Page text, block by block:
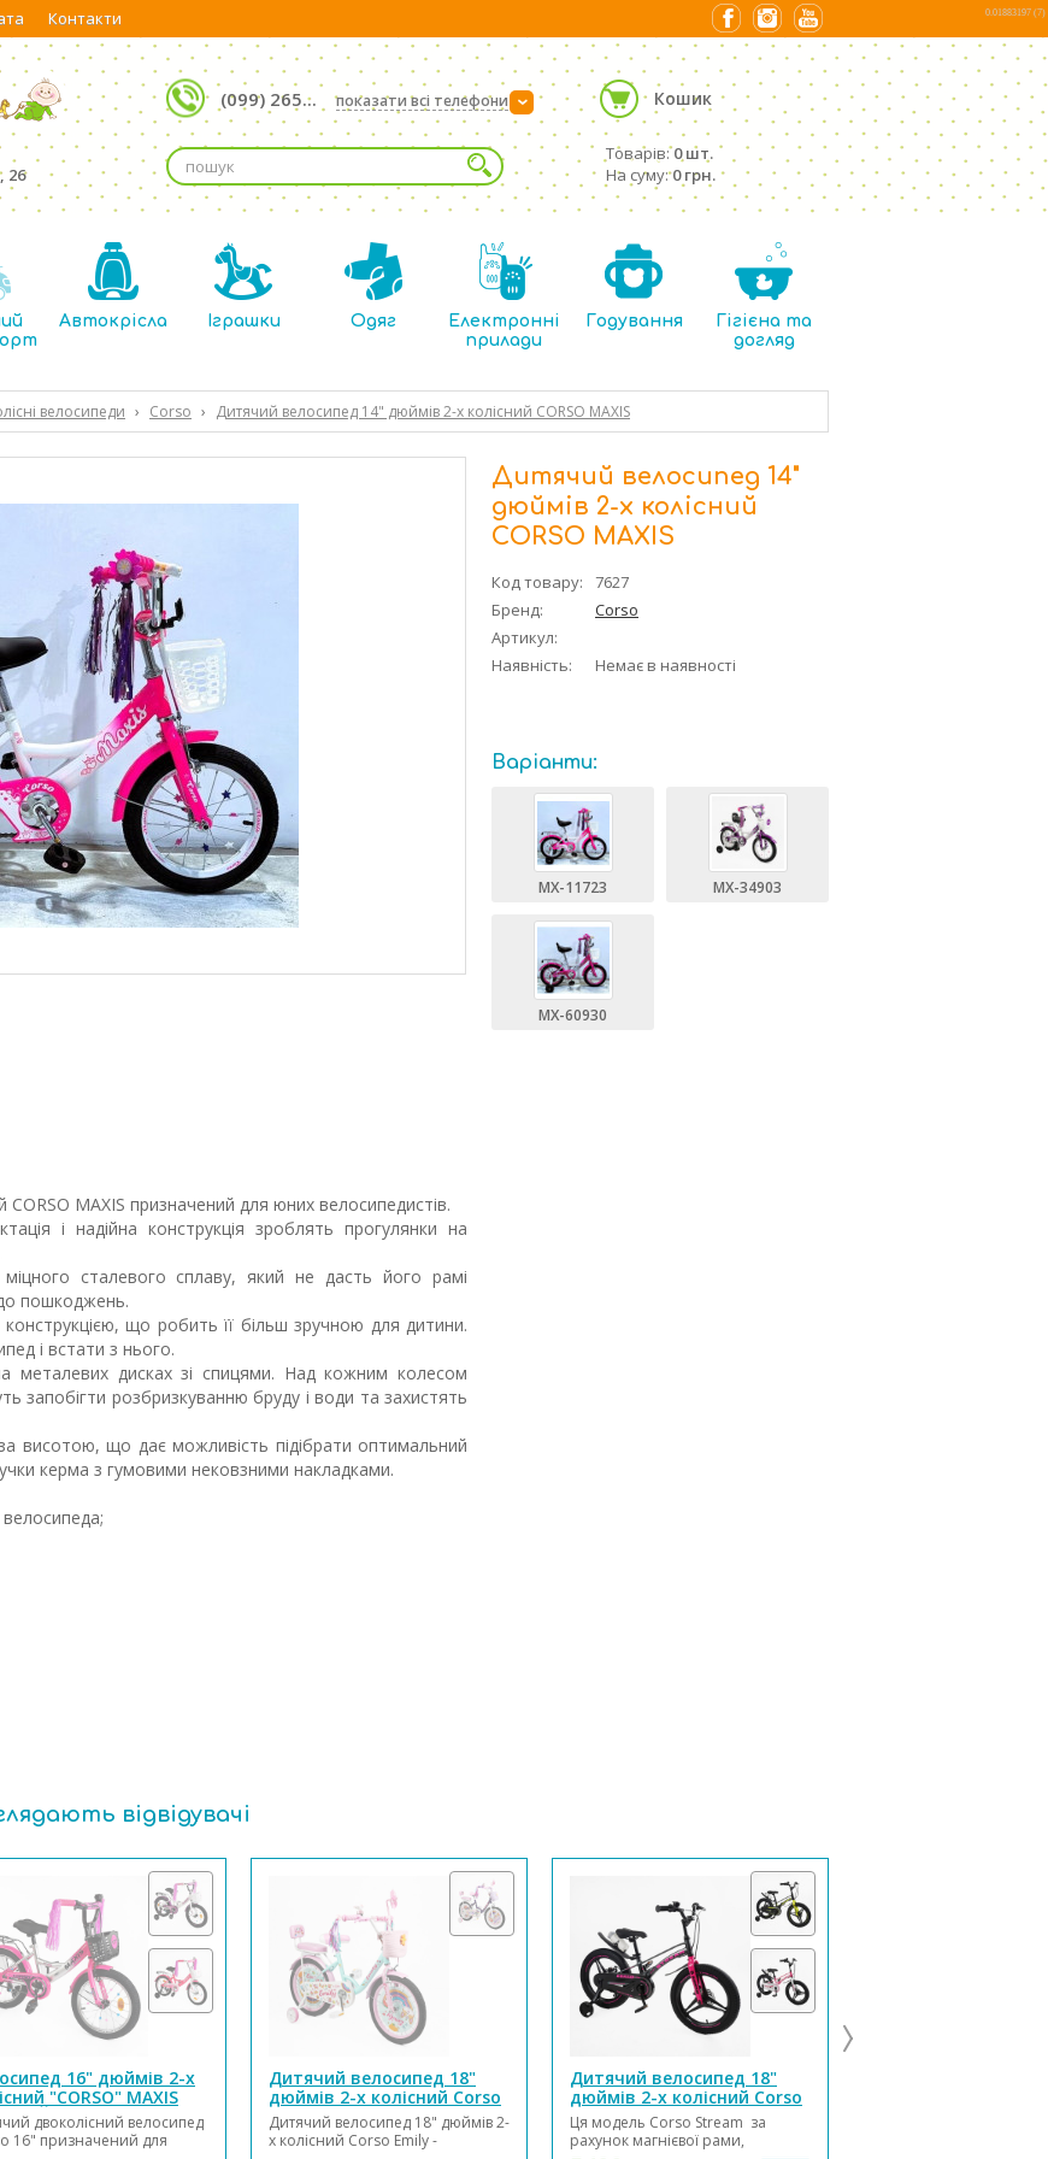
Контакти
26
(099) 265... ›
показати всі телефони Кошик
Товарів:0 шт.
На суму:0 грн.
Автокрісла Іграшки Одяг
Електронні
прилади
Годування
Гігієна та
догляд
велосипеди › Corso › Дитячий велосипед 14" дюймів 2-х колісний CORSO MAXIS
Дитячий велосипед 14"
дюймів 2-х колісний
CORSO MAXIS
Код товару:
7627
Бренд:
Corso
Артикул:
Наявність:
Немає в наявності
Варіанти:
MX-11723 MX-34903
MX-60930
MAXIS призначений для юних велосипедистів.
і надійна конструкція зроблять прогулянки на
сталевого сплаву, який не дасть його рамі
до пошкоджень.
що робить її більш зручною для дитини.
і встати з нього.
дисках зі спицями. Над кожним колесом
запобігти розбризкуванню бруду і води та захистять
висотою, що дає можливість підібрати оптимальний
керма з гумовими нековзними накладками.
відвідувачі
16" дюймів 2-х
"CORSO" MAXIS
НА 75%, в
двоколісний велосипед
16" призначений для
Дитячий велосипед 18"
дюймів 2-х колісний Corso
Emily
Дитячий велосипед 18" дюймів 2-
х колісний Corso Emily -
Дитячий велосипед 18"
дюймів 2-х колісний Corso
Stream SM-40680
Ця модель Corso Stream за
рахунок магнієвої рами,
0.01883197 (7)